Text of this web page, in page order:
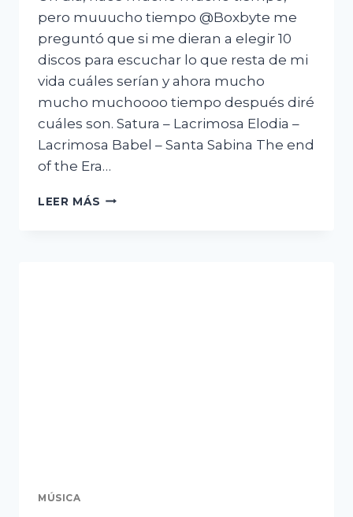
pero muuucho tiempo @Boxbyte me
preguntó que si me dieran a elegir 10
discos para escuchar lo que resta de mi
vida cuáles serían y ahora mucho
mucho muchoooo tiempo después diré
cuáles son. Satura – Lacrimosa Elodia –
Lacrimosa Babel – Santa Sabina The end
of the Era…
LEER MÁS MIS
MÚSICA